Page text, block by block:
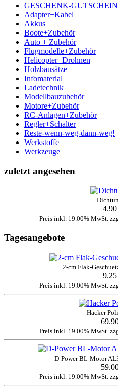
GESCHENK-GUTSCHEIN
Adapter+Kabel
Akkus
Boote+Zubehör
Auto + Zubehör
Flugmodelle+Zubehör
Helicopter+Drohnen
Holzbausätze
Infomaterial
Ladetechnik
Modellbauzubehör
Motore+Zubehör
RC-Anlagen+Zubehör
Regler+Schalter
Reste-wenn-weg-dann-weg!
Werkstoffe
Werkzeuge
zuletzt angesehen
Preis inkl. 19.00% MwSt.
Tagesangebote
2-cm Flak-
Preis inkl. 19.00% MwSt.
Hacker
Preis inkl. 19.00% MwSt.
D-Power BL-Motor
Preis inkl. 19.00% MwSt.